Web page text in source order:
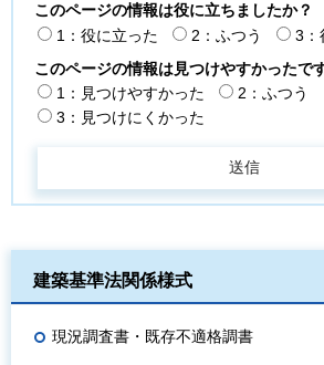
このページの情報は役に立ちましたか？
1：役に立った
2：ふつう
3：
このページの情報は見つけやすかったで
1：見つけやすかった
2：ふつう
3：見つけにくかった
建築基準法関係様式
現況調査書・既存不適格調書